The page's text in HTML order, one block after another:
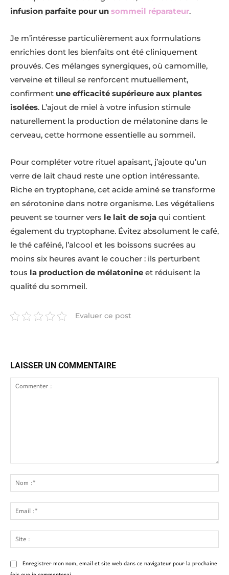
infusion parfaite pour un sommeil réparateur.
Je m’intéresse particulièrement aux formulations
enrichies dont les bienfaits ont été cliniquement
prouvés. Ces mélanges synergiques, où camomille,
verveine et tilleul se renforcent mutuellement,
confirment une efficacité supérieure aux plantes
isolées. L’ajout de miel à votre infusion stimule
naturellement la production de mélatonine dans le
cerveau, cette hormone essentielle au sommeil.
Pour compléter votre rituel apaisant, j’ajoute qu’un
verre de lait chaud reste une option intéressante.
Riche en tryptophane, cet acide aminé se transforme
en sérotonine dans notre organisme. Les végétaliens
peuvent se tourner vers le lait de soja qui contient
également du tryptophane. Évitez absolument le café,
le thé caféiné, l’alcool et les boissons sucrées au
moins six heures avant le coucher : ils perturbent
tous la production de mélatonine et réduisent la
qualité du sommeil.
Evaluer ce post
LAISSER UN COMMENTAIRE
:*
:*
:
Enregistrer mon nom, email et site web dans ce navigateur pour la prochaine